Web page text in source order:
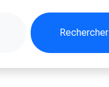
Rechercher